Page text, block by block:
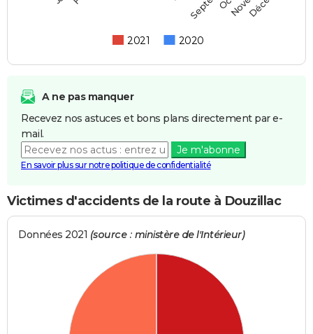
2021 2020
A ne pas manquer
Recevez nos astuces et bons plans directement par e-
mail.
Je m'abonne
En savoir plus sur notre politique de confidentialité
Victimes d'accidents de la route à Douzillac
Données 2021 (source : ministère de l'Intérieur)